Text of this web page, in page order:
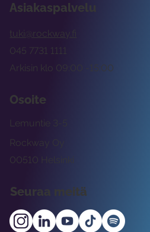
Asiakaspalvelu
tuki@rockway.fi
Arkisin klo 09:00 -15:00
045 7731 1111
Osoite
Rockway Oy
Lemuntie 3-5
00510 Helsinki
Seuraa meitä